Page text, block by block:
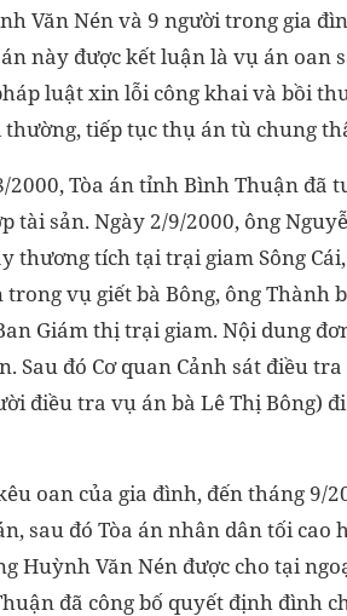
Văn Nén và 9 người trong gia
này được kết luận là vụ án oan
luật xin lỗi công khai và bồi
tiếp tục thụ án tù chung
2000, Tòa án tỉnh Bình Thuận đã
tài sản. Ngày 2/9/2000, ông
thương tích tại trại giam Sông
vụ giết bà Bông, ông
Giám thị trại giam. Nội dung
Sau đó Cơ quan Cảnh sát điều
điều tra vụ án bà Lê Thị Bông)
oan của gia đình, đến tháng 9/
sau đó Tòa án nhân dân tối cao
Huỳnh Văn Nén được cho tại
đã công bố quyết định đình